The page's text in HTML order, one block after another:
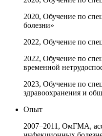
2020, Обучение по
болезни»
2022, Обучение по
2022, Обучение по
временной
2023, Обучение по
здравоохранения и
Опыт
2007–2011, ОмГМА,